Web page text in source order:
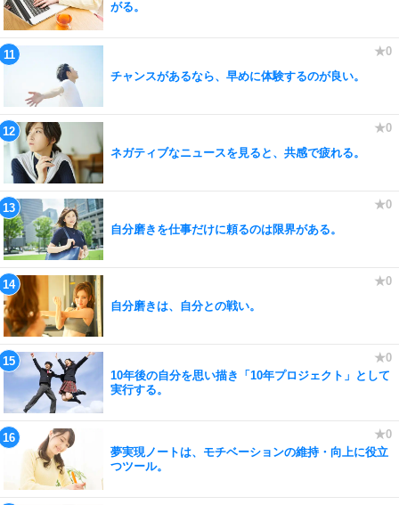
がる。
チャンスがあるなら、早めに体験するのが良い。
ネガティブなニュースを見ると、共感で疲れる。
自分磨きを仕事だけに頼るのは限界がある。
自分磨きは、自分との戦い。
10年後の自分を思い描き「10年プロジェクト」として
実行する。
夢実現ノートは、モチベーションの維持・向上に役立
つツール。